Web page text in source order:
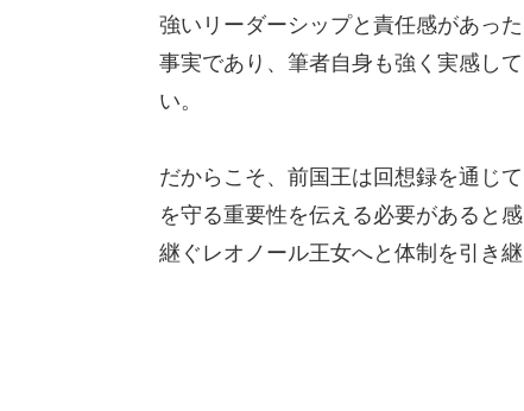
強いリーダーシップと責任感があっ
事実であり、筆者自身も強く実感し
い。
だからこそ、前国王は回想録を通じ
を守る重要性を伝える必要があると
継ぐレオノール王女へと体制を引き